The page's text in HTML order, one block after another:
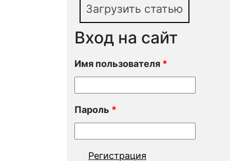
Загрузить статью
Вход на сайт
Имя пользователя *
Пароль *
Регистрация